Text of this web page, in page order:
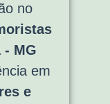
no
- MG
em
e